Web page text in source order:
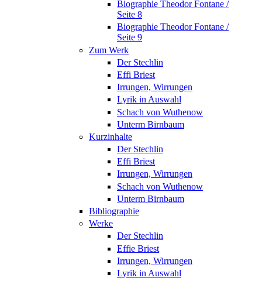
Biographie Theodor Fontane /
Seite 8
Biographie Theodor Fontane /
Seite 9
Zum Werk
Der Stechlin
Effi Briest
Irrungen, Wirrungen
Lyrik in Auswahl
Schach von Wuthenow
Unterm Birnbaum
Kurzinhalte
Der Stechlin
Effi Briest
Irrungen, Wirrungen
Schach von Wuthenow
Unterm Birnbaum
Bibliographie
Werke
Der Stechlin
Effie Briest
Irrungen, Wirrungen
Lyrik in Auswahl